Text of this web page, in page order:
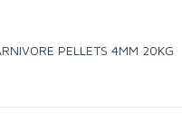
PELLETS 4MM 20KG